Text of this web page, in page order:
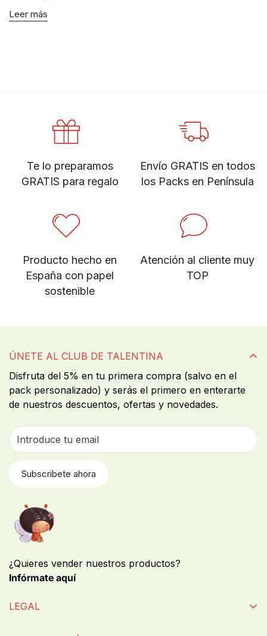
Leer más
Te lo preparamos
GRATIS para regalo
Envío GRATIS en todos
los Packs en Península
Producto hecho en
España con papel
sostenible
Atención al cliente muy
TOP
¿Quieres vender nuestros productos?
Infórmate aquí
LEGAL
ÚNETE AL CLUB DE TALENTINA
Disfruta del 5% en tu primera compra (salvo en el
pack personalizado) y serás el primero en enterarte
de nuestros descuentos, ofertas y novedades.
Subscribete ahora